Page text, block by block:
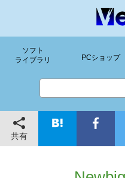
ソフト
ライブラリ
PCショップ
共有